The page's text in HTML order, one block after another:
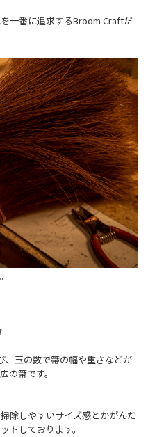
一番に追求するBroom Craftだ
、玉の数で箒の幅や重さなどが
の箒です。
除しやすいサイズ感とかがんだ
トしております。